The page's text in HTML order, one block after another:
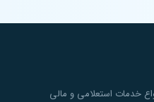
استعلامی و مالی